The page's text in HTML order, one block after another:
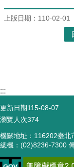
上版日期：110-02-01
:::
更新日期115-08-07
瀏覽人次374
機關地址：116202臺北
總機：(02)8236-7300